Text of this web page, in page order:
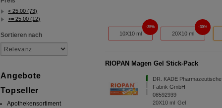
< 25.00 (73)
>= 25.00 (12)
Sortieren nach
Angebote
Topseller
Apothekensortiment
10X10 ml
35%
20X10 ml
30%
RIOPAN Magen Gel Stick-Pack
DR. KADE Pharmazeutische
Fabrik GmbH
08592939
20X10 ml Gel